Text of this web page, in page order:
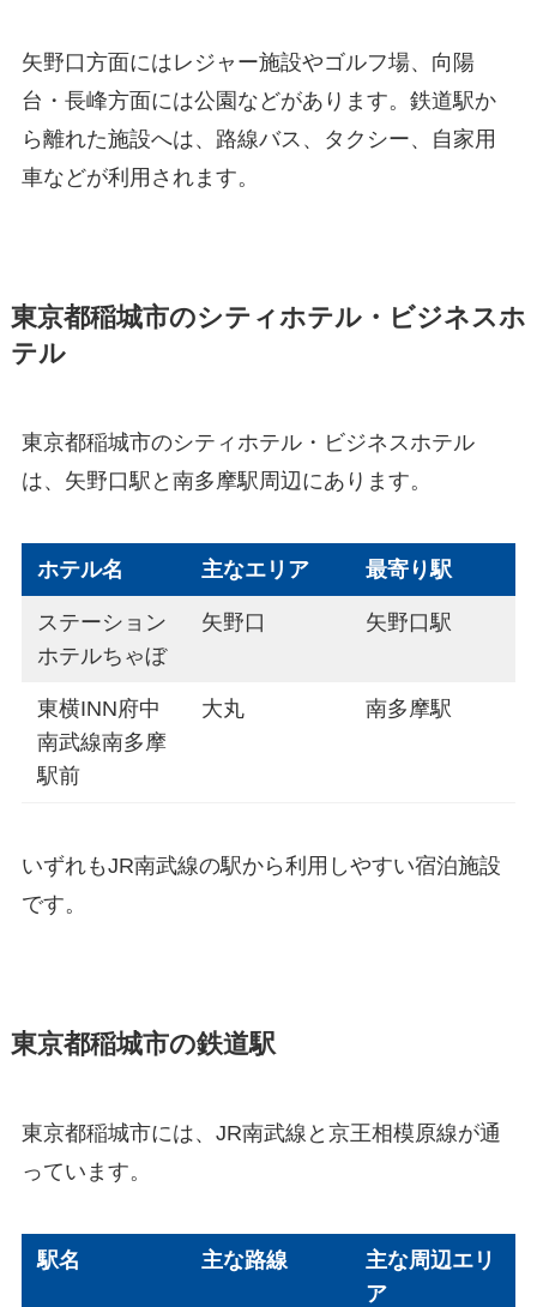
矢野口方面にはレジャー施設やゴルフ場、向陽
台・長峰方面には公園などがあります。鉄道駅か
ら離れた施設へは、路線バス、タクシー、自家用
車などが利用されます。
東京都稲城市のシティホテル・ビジネスホ
テル
東京都稲城市のシティホテル・ビジネスホテル
は、矢野口駅と南多摩駅周辺にあります。
ホテル名 主なエリア 最寄り駅
ステーション
ホテルちゃぼ
矢野口 矢野口駅
東横INN府中
南武線南多摩
駅前
大丸 南多摩駅
いずれもJR南武線の駅から利用しやすい宿泊施設
です。
東京都稲城市の鉄道駅
東京都稲城市には、JR南武線と京王相模原線が通
っています。
駅名 主な路線
主な周辺エリ
ア